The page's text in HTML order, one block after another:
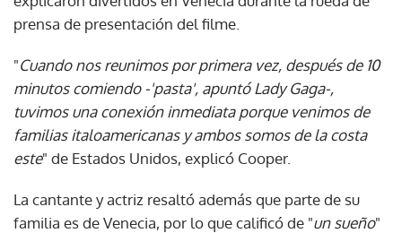
prensa de presentación del filme.
"Cuando nos reunimos por primera vez, después de 10
minutos comiendo -'pasta', apuntó Lady Gaga-,
tuvimos una conexión inmediata porque venimos de
familias italoamericanas y ambos somos de la costa
este" de Estados Unidos, explicó Cooper.
La cantante y actriz resaltó además que parte de su
familia es de Venecia, por lo que calificó de "un sueño"